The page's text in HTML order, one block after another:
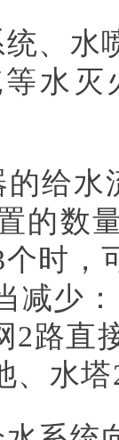
、水
水
给水
的数
时，
减少：
直
水塔2